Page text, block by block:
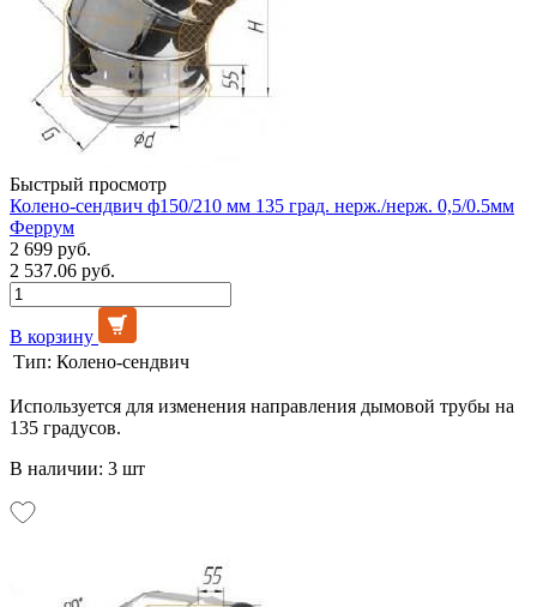
Быстрый просмотр
Колено-сендвич ф150/210 мм 135 град. нерж./нерж. 0,5/0.5мм
Феррум
2 699 руб.
2 537.06 руб.
В корзину
Тип: Колено-сендвич
Используется для изменения направления дымовой трубы на
135 градусов.
В наличии: 3 шт